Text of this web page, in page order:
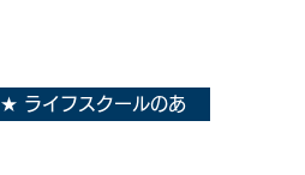
★ ライフスクールのあ